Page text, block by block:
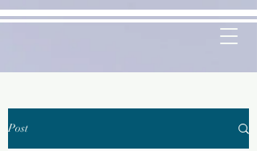
Post